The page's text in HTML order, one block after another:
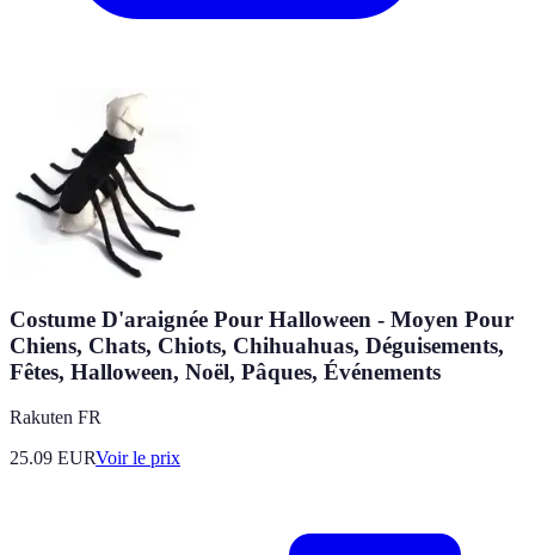
Costume D'araignée Pour Halloween - Moyen Pour
Chiens, Chats, Chiots, Chihuahuas, Déguisements,
Fêtes, Halloween, Noël, Pâques, Événements
Rakuten FR
25.09 EURVoir le prix